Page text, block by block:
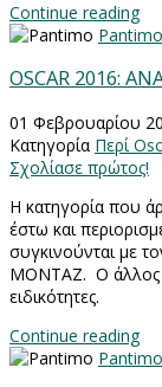
Continue reading
Pantimo
OSCAR 2016:
01 Φεβρουαρίου
Κατηγορία Περί
Σχολίασε πρώτος!
Η κατηγορία που
έστω και
συγκινούνται με
ΜΟΝΤΑΖ. Ο άλλος
ειδικότητες.
Continue reading
Pantimo